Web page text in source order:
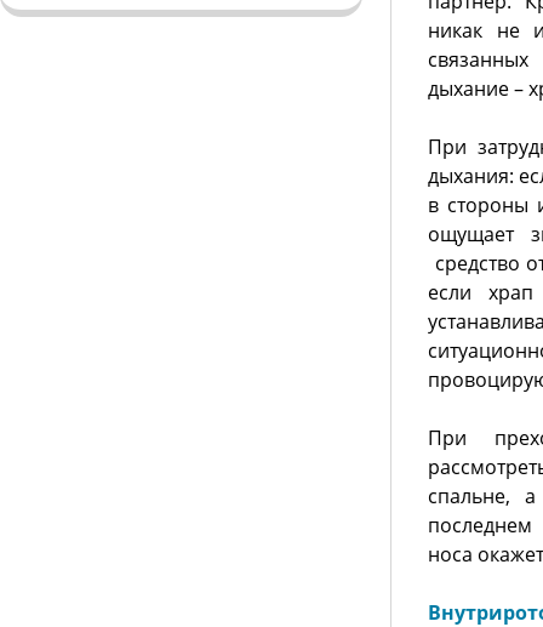
никак не
дыхание –
При
дыхания:
в стороны
ощущает
средство
если храп
При
спальне,
последнем
носа